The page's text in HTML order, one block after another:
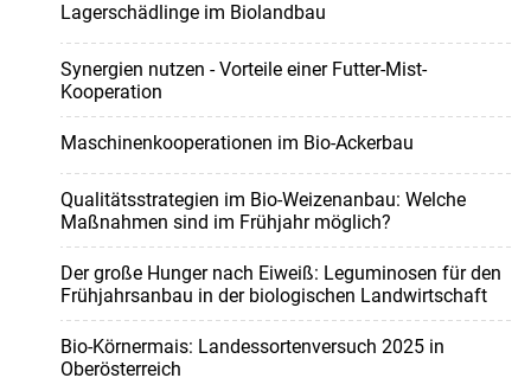
Lagerschädlinge im Biolandbau
Synergien nutzen - Vorteile einer Futter-Mist-
Kooperation
Maschinenkooperationen im Bio-Ackerbau
Qualitätsstrategien im Bio-Weizenanbau: Welche
Maßnahmen sind im Frühjahr möglich?
Der große Hunger nach Eiweiß: Leguminosen für den
Frühjahrsanbau in der biologischen Landwirtschaft
Bio-Körnermais: Landessortenversuch 2025 in
Oberösterreich